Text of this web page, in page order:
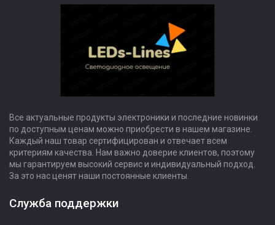
Все актуальные продукты электроники и последние новинки
по доступным ценам можно приобрести в нашем магазине.
Каждый наш товар сертифицирован и отвечает всем
критериям качества. Нам важно доверие клиентов, поэтому
мы гарантируем высокий сервис и индивидуальный подход.
За это нас ценят наши постоянные клиенты.
Служба поддержки